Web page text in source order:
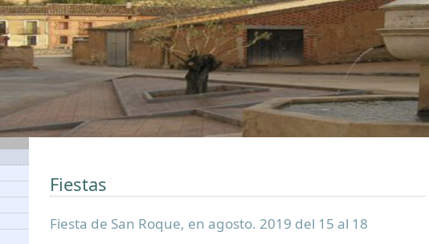
Fiestas
Fiesta de San Roque, en agosto. 2019 del 15 al 18